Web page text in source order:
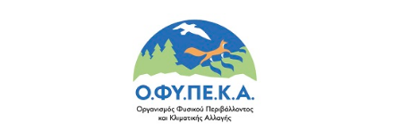
Κύριο
Μενού